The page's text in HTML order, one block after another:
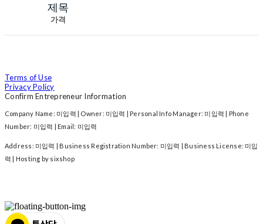
제목
가격
Terms of Use
Privacy Policy
Confirm Entrepreneur Information
Company Name: 미입력 | Owner: 미입력 | Personal Info Manager: 미입력 | Phone
Number: 미입력 | Email: 미입력
Address: 미입력 | Business Registration Number: 미입력 | Business License: 미입
력 | Hosting by sixshop